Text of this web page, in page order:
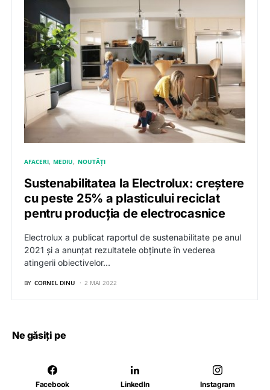
AFACERI MEDIU NOUTĂȚI
Sustenabilitatea la Electrolux: creștere
cu peste 25% a plasticului reciclat
pentru producția de electrocasnice
Electrolux a publicat raportul de sustenabilitate pe anul
2021 și a anunțat rezultatele obținute în vederea
atingerii obiectivelor…
BY CORNEL DINU 2 MAI 2022
Ne găsiți pe
Facebook LinkedIn Instagram